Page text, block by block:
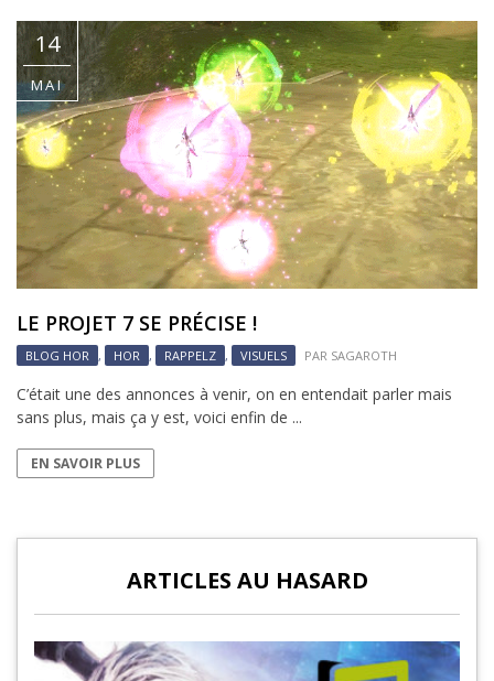
14
MAI
LE PROJET 7 SE PRÉCISE !
BLOG HOR , HOR , RAPPELZ , VISUELS PAR SAGAROTH
C’était une des annonces à venir, on en entendait parler mais
sans plus, mais ça y est, voici enfin de ...
EN SAVOIR PLUS
ARTICLES AU HASARD